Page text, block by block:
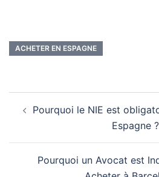
ACHETER EN ESPAGNE
Pourquoi le NIE est
Espagne ?
Pourquoi un Avocat est